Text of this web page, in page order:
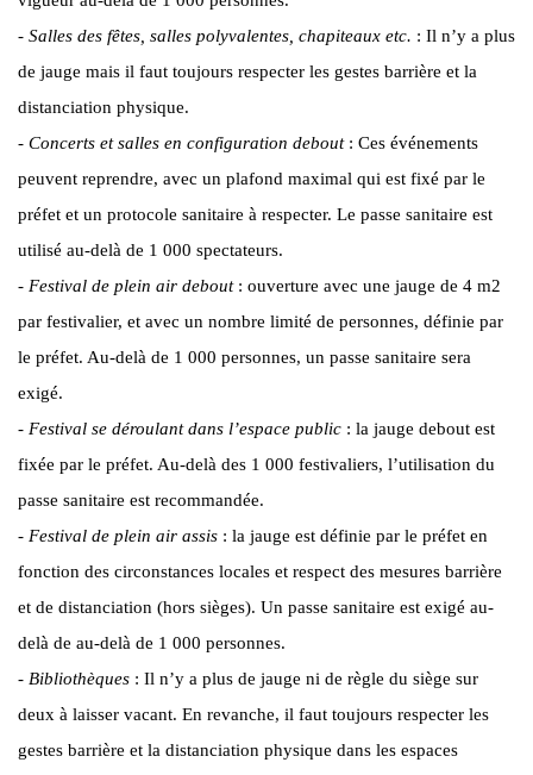
- Salles des fêtes, salles polyvalentes, chapiteaux etc. : Il n’y a plus
de jauge mais il faut toujours respecter les gestes barrière et la
distanciation physique.
- Concerts et salles en configuration debout: Ces événements
peuvent reprendre, avec un plafond maximal qui est fixé par le
préfet et un protocole sanitaire à respecter. Le passe sanitaire est
utilisé au-delà de 1 000 spectateurs.
- Festival de plein air debout: ouverture avec une jauge de 4 m2
par festivalier, et avec un nombre limité de personnes, définie par
le préfet. Au-delà de 1 000 personnes, un passe sanitaire sera
exigé.
- Festival se déroulant dans l’espace public : la jauge debout est
fixée par le préfet. Au-delà des 1 000 festivaliers, l’utilisation du
passe sanitaire est recommandée.
- Festival de plein air assis : la jauge est définie par le préfet en
fonction des circonstances locales et respect des mesures barrière
et de distanciation (hors sièges). Un passe sanitaire est exigé au-
delà de au-delà de 1 000 personnes.
- Bibliothèques : Il n’y a plus de jauge ni de règle du siège sur
deux à laisser vacant. En revanche, il faut toujours respecter les
gestes barrière et la distanciation physique dans les espaces